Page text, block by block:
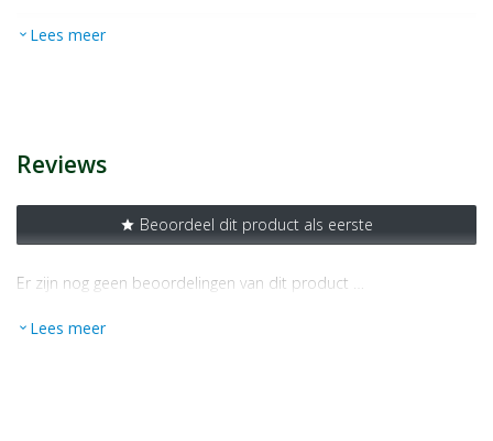
EAN
expand_more Lees meer
Reviews
star Beoordeel dit product als eerste
Er zijn nog geen beoordelingen van dit product …
expand_more Lees meer